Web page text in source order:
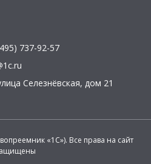
737-92-57
Селезнёвская, дом 21
«1С»). Все права на сайт